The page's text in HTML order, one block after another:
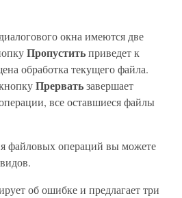
окна имеются две
Пропуститьприведет к
обработка текущего файла.
Прерватьзавершает
все оставшиеся файлы
файловых операций вы можете
об ошибке и предлагает три